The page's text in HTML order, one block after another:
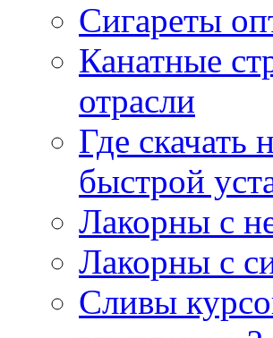
Сигареты
Канатные
отрасли
Где скачать
быстрой
Лакорны с
Лакорны с
Сливы